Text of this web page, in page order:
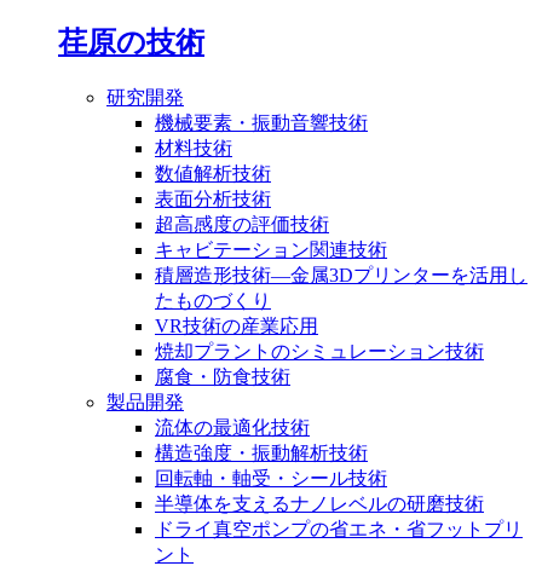
荏原の技術
研究開発
機械要素・振動音響技術
材料技術
数値解析技術
表面分析技術
超高感度の評価技術
キャビテーション関連技術
積層造形技術―金属3Dプリンターを活用し
たものづくり
VR技術の産業応用
焼却プラントのシミュレーション技術
腐食・防食技術
製品開発
流体の最適化技術
構造強度・振動解析技術
回転軸・軸受・シール技術
半導体を支えるナノレベルの研磨技術
ドライ真空ポンプの省エネ・省フットプリ
ント